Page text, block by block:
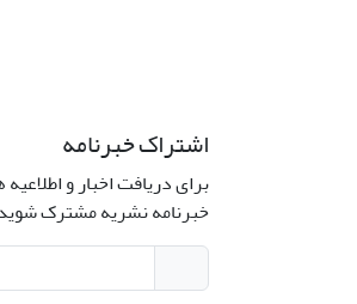
اشتراک خبرنامه
برای دریافت اخبار و
خبرنامه نشریه مشترک